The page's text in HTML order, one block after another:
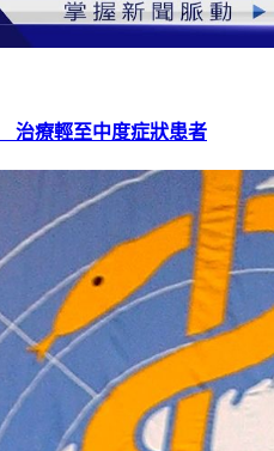
治療輕至中度症狀患者